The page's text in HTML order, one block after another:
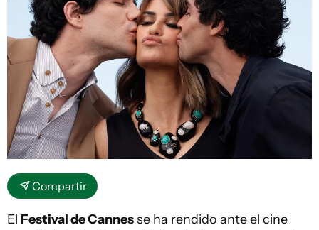
Compartir
El Festival de Cannesse ha rendido ante el cine